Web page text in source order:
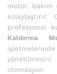
motor, bakım
profesyonel
Kaldırma
işletmelerinde